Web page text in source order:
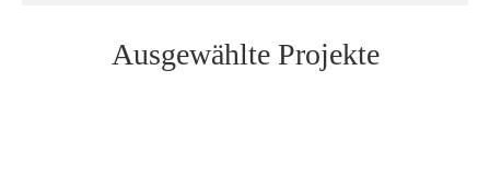
Ausgewählte Projekte